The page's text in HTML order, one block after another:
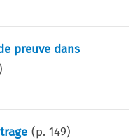
preuve dans
)
(p.149)